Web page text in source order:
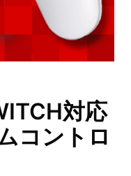
対応
コントロ